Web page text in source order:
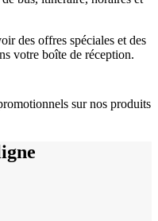
des offres spéciales et des
votre boîte de réception.
sur nos produits